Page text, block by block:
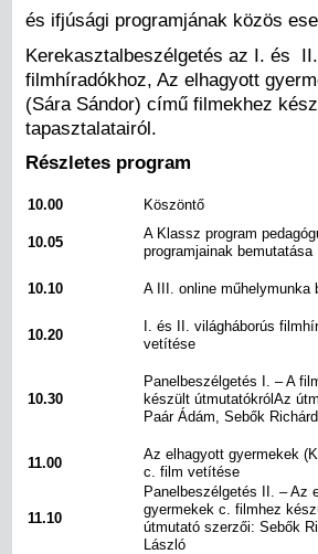
és ifjúsági programjának közös
Kerekasztalbeszélgetés az I. és
filmhíradókhoz, Az elhagyott
(Sára Sándor) című filmekhez
tapasztalatairól.
Részletes program
10.00 Köszöntő
10.05
A Klassz program
programjainak bemutatása
10.10 A III. online műhelymunka
10.20
I. és II. világháborús
vetítése
10.30
Panelbeszélgetés I. – A
készült útmutatókrólAz
Paár Ádám, Sebők
11.00
Az elhagyott gyermekek
c. film vetítése
11.10
Panelbeszélgetés II. – Az
gyermekek c. filmhez
útmutató szerzői: Sebők
László